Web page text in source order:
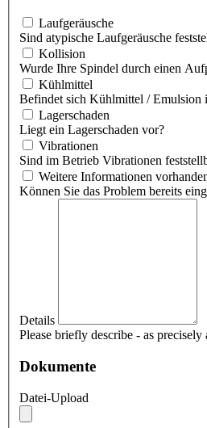
Laufgeräusche
Sind atypische Laufgeräusche
Kollision
Wurde Ihre Spindel durch einen
Kühlmittel
Befindet sich Kühlmittel / Emulsion
Lagerschaden
Liegt ein Lagerschaden vor?
Vibrationen
Sind im Betrieb Vibrationen
Weitere Informationen
Können Sie das Problem bereits
Details
Please briefly describe - as precisely
Dokumente
Datei-Upload